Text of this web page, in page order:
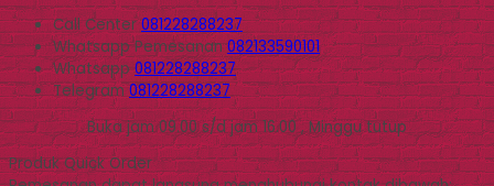
Call Center081228288237
WhatsappPemesanan 082133590101
Whatsapp081228288237
Telegram081228288237
Buka jam 09.00 s/d jam 16.00 , Minggu tutup
Produk Quick Order